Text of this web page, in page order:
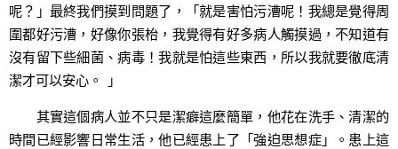
呢？」最終我們摸到問題了，「就是害怕污漕呢！我總是覺得周
圍都好污漕，好像你張枱，我覺得有好多病人觸摸過，不知道有
沒有留下些細菌、病毒！我就是怕這些東西，所以我就要徹底清
潔才可以安心。 」
其實這個病人並不只是潔癖這麼簡單，他花在洗手、清潔的
時間已經影響日常生活，他已經患上了「強迫思想症」。患上這